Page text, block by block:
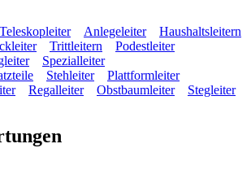
Teleskopleiter Anlegeleiter
Haushaltsleitern
Trittleitern
Podestleiter
Spezialleiter
Stehleiter
Plattformleiter
Regalleiter Obstbaumleiter
Stegleiter